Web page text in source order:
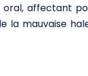
affectant
la mauvaise